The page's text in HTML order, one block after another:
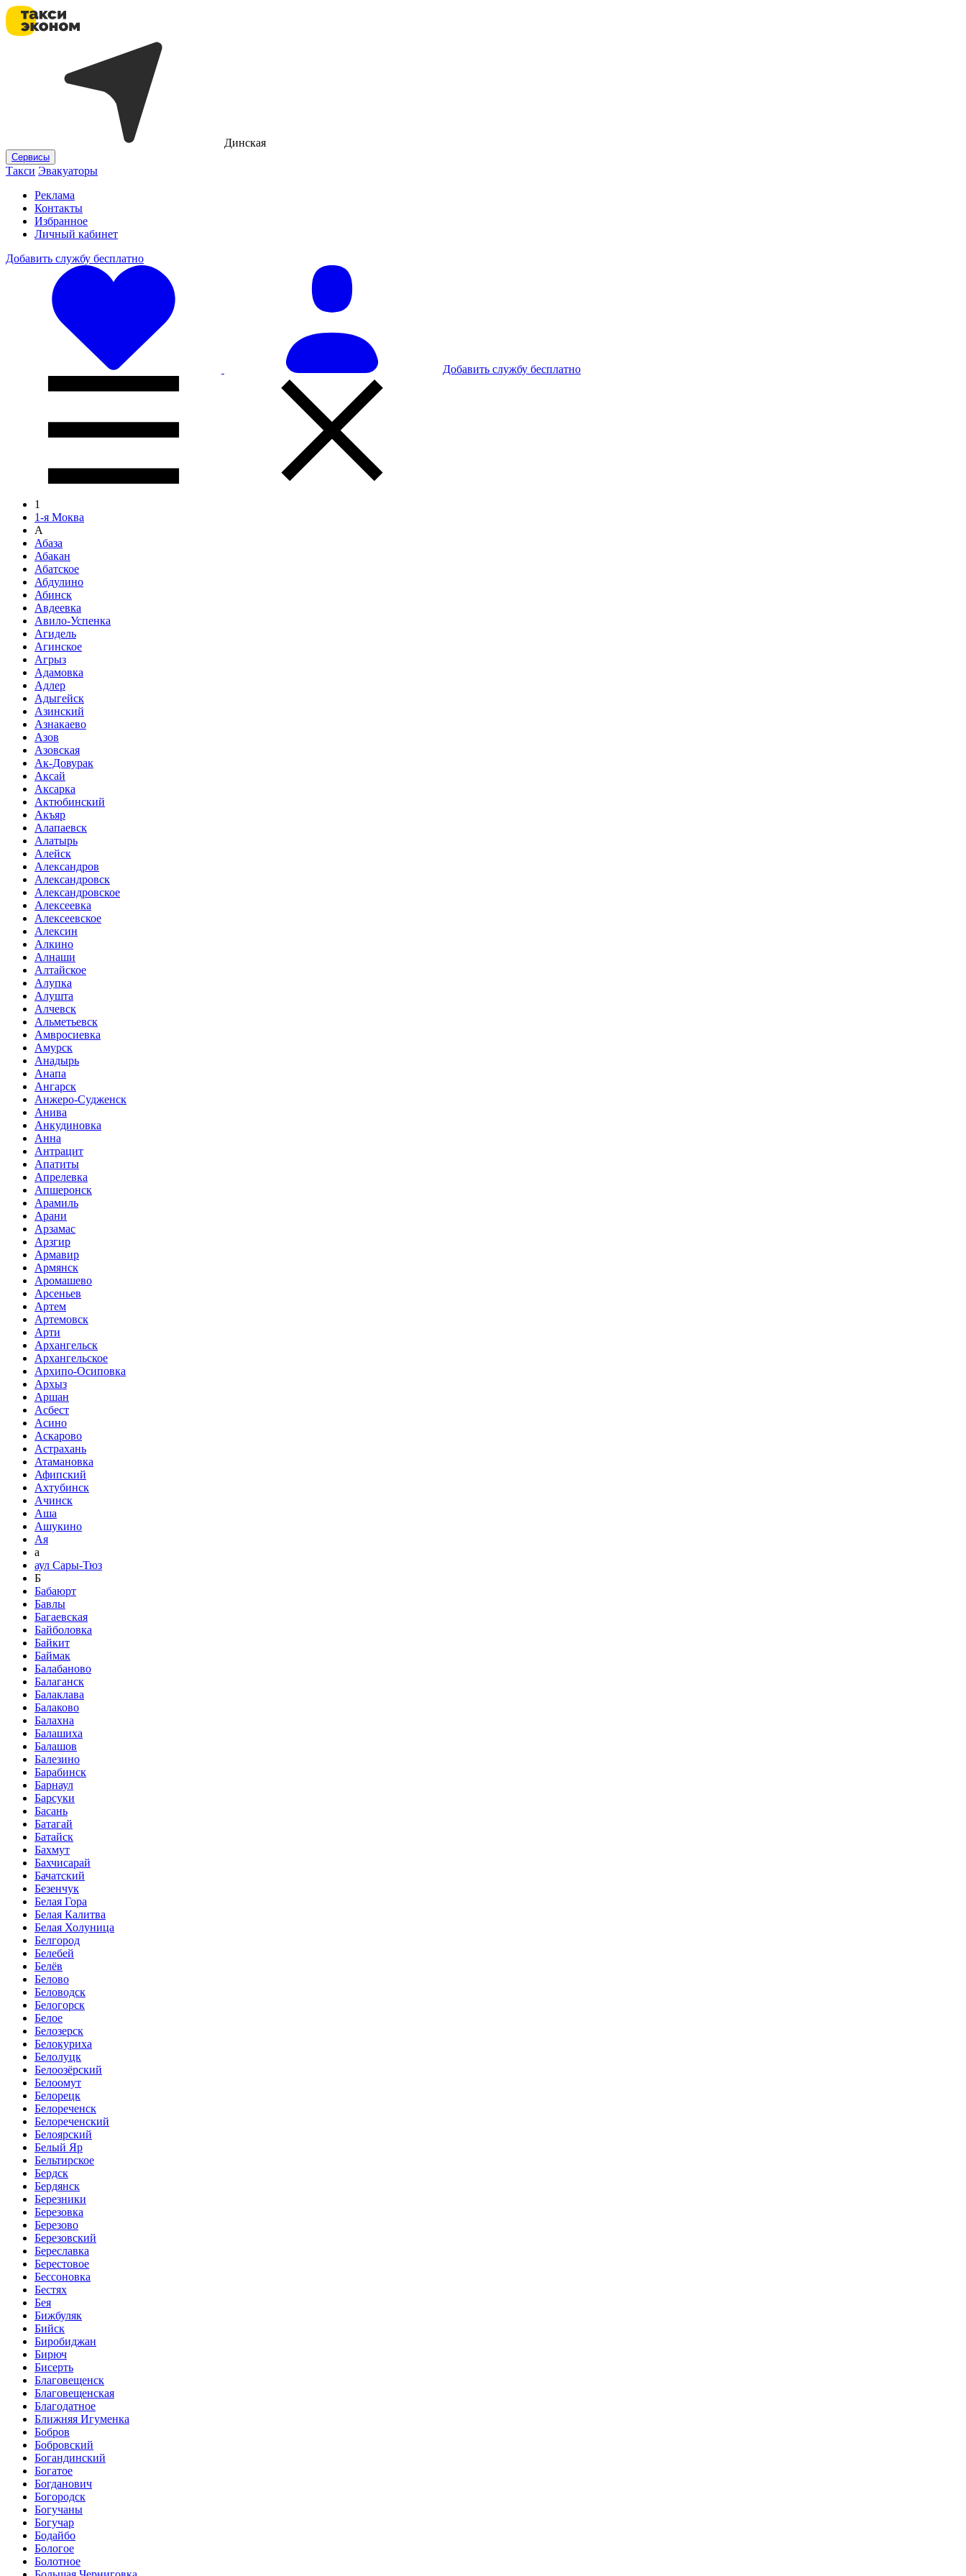
Динская
Сервисы
Такси Эвакуаторы
Реклама
Контакты
Избранное
Личный кабинет
Добавить службу бесплатно
Добавить службу бесплатно
1
1-я Моква
А
Абаза
Абакан
Абатское
Абдулино
Абинск
Авдеевка
Авило-Успенка
Агидель
Агинское
Агрыз
Адамовка
Адлер
Адыгейск
Азинский
Азнакаево
Азов
Азовская
Ак-Довурак
Аксай
Аксарка
Актюбинский
Акъяр
Алапаевск
Алатырь
Алейск
Александров
Александровск
Александровское
Алексеевка
Алексеевское
Алексин
Алкино
Алнаши
Алтайское
Алупка
Алушта
Алчевск
Альметьевск
Амвросиевка
Амурск
Анадырь
Анапа
Ангарск
Анжеро-Судженск
Анива
Анкудиновка
Анна
Антрацит
Апатиты
Апрелевка
Апшеронск
Арамиль
Арани
Арзамас
Арзгир
Армавир
Армянск
Аромашево
Арсеньев
Артем
Артемовск
Арти
Архангельск
Архангельское
Архипо-Осиповка
Архыз
Аршан
Асбест
Асино
Аскарово
Астрахань
Атамановка
Афипский
Ахтубинск
Ачинск
Аша
Ашукино
Ая
а
аул Сары-Тюз
Б
Бабаюрт
Бавлы
Багаевская
Байболовка
Байкит
Баймак
Балабаново
Балаганск
Балаклава
Балаково
Балахна
Балашиха
Балашов
Балезино
Барабинск
Барнаул
Барсуки
Басань
Батагай
Батайск
Бахмут
Бахчисарай
Бачатский
Безенчук
Белая Гора
Белая Калитва
Белая Холуница
Белгород
Белебей
Белёв
Белово
Беловодск
Белогорск
Белое
Белозерск
Белокуриха
Белолуцк
Белоозёрский
Белоомут
Белорецк
Белореченск
Белореченский
Белоярский
Белый Яр
Бельтирское
Бердск
Бердянск
Березники
Березовка
Березово
Березовский
Береславка
Берестовое
Бессоновка
Бестях
Бея
Бижбуляк
Бийск
Биробиджан
Бирюч
Бисерть
Благовещенск
Благовещенская
Благодатное
Ближняя Игуменка
Бобров
Бобровский
Богандинский
Богатое
Богданович
Богородск
Богучаны
Богучар
Бодайбо
Бологое
Болотное